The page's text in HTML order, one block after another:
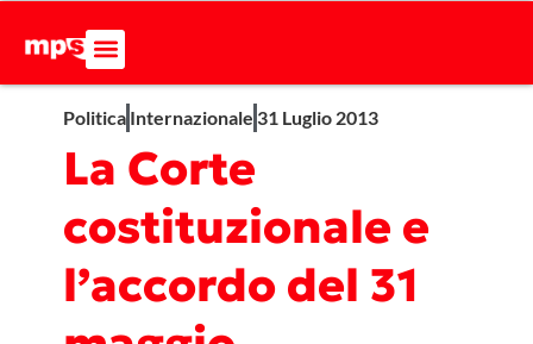
Politica Internazionale 31 Luglio 2013
La Corte
costituzionale e
l’accordo del 31